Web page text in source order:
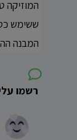
ששימש
המבנה
רשמו